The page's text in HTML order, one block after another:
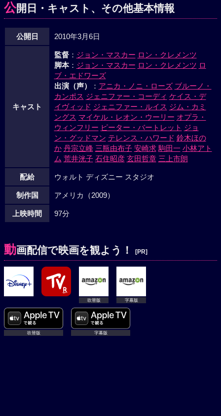
公開日・キャスト、その他基本情報
公開日 2010年3月6日
キャスト
監督： ジョン・マスカー ロン・クレメンツ
脚本： ジョン・マスカー ロン・クレメンツ ロ
ブ・エドワーズ
出演（声）
： アニカ・ノニ・ローズ ブルーノ・
カンポス ジェニファー・コーディ ケイス・デ
イヴィッド ジェニファー・ルイス ジム・カミ
ングス マイケル・レオン・ウーリー オプラ・
ウィンフリー ピーター・バートレット ジョ
ン・グッドマン テレンス・ハワード 鈴木ほの
か 丹宗立峰 三瓶由布子 安崎求 駒田一 小林アト
ム 荒井洸子 石住昭彦 玄田哲章 三上市朗
配給 ウォルト ディズニー スタジオ
制作国 アメリカ（2009）
上映時間 97分
動画配信で映画を観よう！ [PR]
吹替版 字幕版
吹替版 字幕版